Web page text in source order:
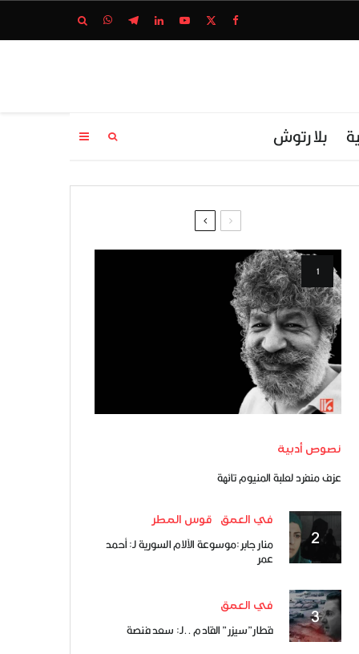
بلا رتوش
نصوص أدبية
عزف منفرد لعلبة المنيوم تائهة
في العمق قوس المطر
منار جابر:موسوعة الآلام السورية لـ: أحمد
عمر
في العمق
قطار”سيزر” القادم ..لـ: سعد فنصة